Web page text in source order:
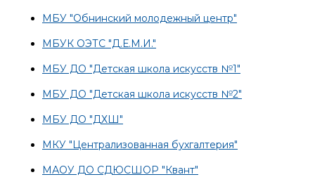
МБУ "Обнинский молодежный центр"
МБУК ОЭТС "Д.Е.М.И."
МБУ ДО "Детская школа искусств №1"
МБУ ДО "Детская школа искусств №2"
МБУ ДО "ДХШ"
МКУ "Централизованная бухгалтерия"
МАОУ ДО СДЮСШОР "Квант"